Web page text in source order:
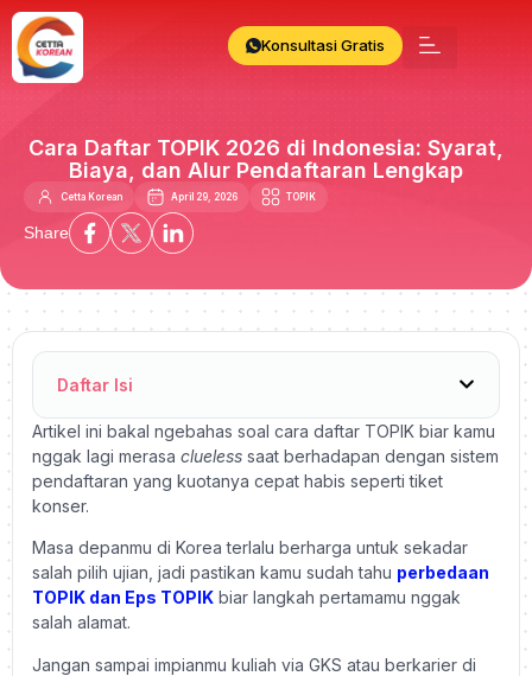
Konsultasi Gratis
Cara Daftar TOPIK 2026 di Indonesia: Syarat,
Biaya, dan Alur Pendaftaran Lengkap
Cetta Korean April 29, 2026 TOPIK
Share
Daftar Isi
Artikel ini bakal ngebahas soal cara daftar TOPIK biar kamu
nggak lagi merasa clueless saat berhadapan dengan sistem
pendaftaran yang kuotanya cepat habis seperti tiket
konser.
Masa depanmu di Korea terlalu berharga untuk sekadar
salah pilih ujian, jadi pastikan kamu sudah tahu perbedaan
TOPIK dan Eps TOPIK biar langkah pertamamu nggak
salah alamat.
Jangan sampai impianmu kuliah via GKS atau berkarier di